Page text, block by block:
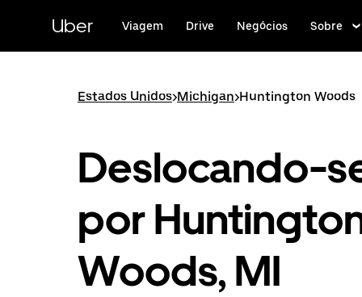
conteúdo
Uber Viagem Drive Negócios Sobre
Estados Unidos>Michigan>Huntington Woods
Deslocando-
por
Woods, MI